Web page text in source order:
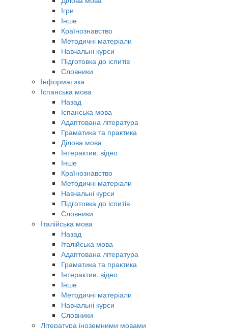
Ігри
Інше
Країнознавство
Методичні матеріали
Навчальні курси
Підготовка до іспитів
Словники
Інформатика
Іспанська мова
Назад
Іспанська мова
Адаптована література
Граматика та практика
Ділова мова
Інтерактив. відео
Інше
Країнознавство
Методичні матеріали
Навчальні курси
Підготовка до іспитів
Словники
Італійська мова
Назад
Італійська мова
Адаптована література
Граматика та практика
Інтерактив. відео
Інше
Методичні матеріали
Навчальні курси
Словники
Література іноземними мовами